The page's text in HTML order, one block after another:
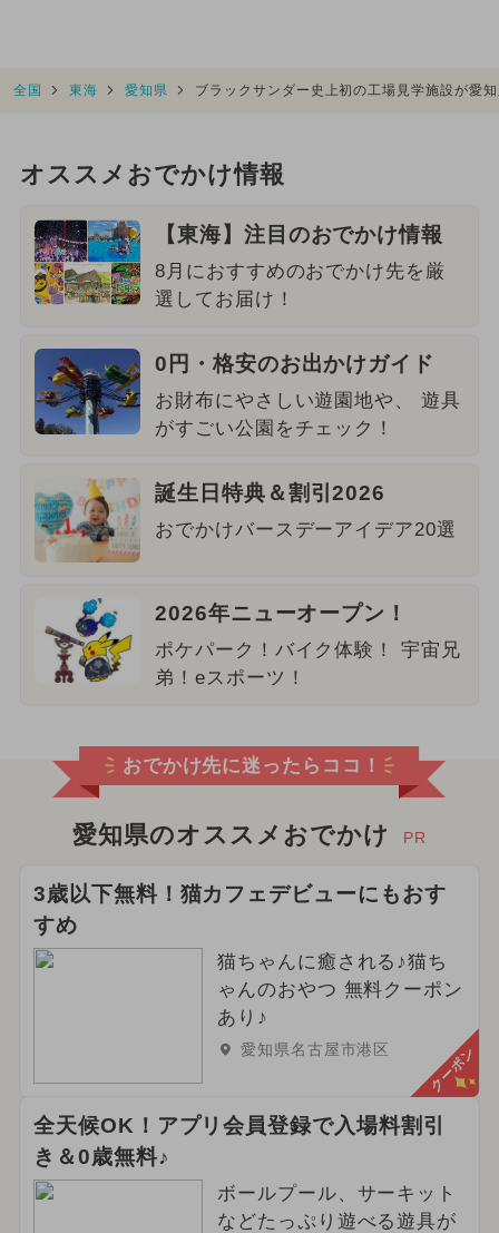
全国 東海 愛知県 ブラックサンダー史上初の工場見学施設が愛
オススメおでかけ情報
【東海】注目のおでかけ情報
8月におすすめのおでかけ先を厳
選してお届け！
0円・格安のお出かけガイド
お財布にやさしい遊園地や、 遊具
がすごい公園をチェック！
誕生日特典＆割引2026
おでかけバースデーアイデア20選
2026年ニューオープン！
ポケパーク！バイク体験！ 宇宙兄
弟！eスポーツ！
おでかけ先に迷ったらココ！
愛知県のオススメおでかけ PR
3歳以下無料！猫カフェデビューにもおす
すめ
猫ちゃんに癒される♪猫ち
ゃんのおやつ 無料クーポン
あり♪
愛知県名古屋市港区 クーポン
全天候OK！アプリ会員登録で入場料割引
き＆0歳無料♪
ボールプール、サーキット
などたっぷり遊べる遊具が